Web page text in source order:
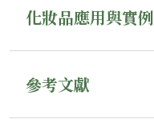
化妝品應用與實例
參考文獻